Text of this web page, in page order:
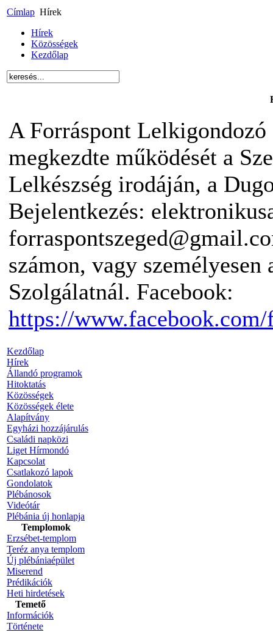
Címlap Hírek
Hírek
Közösségek
Kezdőlap
A Forráspont
megkezdte működését a
Lelkészség irodáján, a
Bejelentkezés:
számon, vagy
Szolgálatnál. Facebook:
https://www.facebook.com/
Kezdőlap
Hírek
Állandó programok
Hitoktatás
Közösségek
Közösségek élete
Alapítvány
Egyházi hozzájárulás
Családi napközi
Liget Hírmondó
Kapcsolat
Csatlakozó lapok
Gondolatok
Plébánosok
Videótár
Plébánia új honlapja
Templomok
Erzsébet-templom
Teréz anya templom
Új plébániaépület
Miserend
Prédikációk
Heti hirdetések
Temető
Információk
Története